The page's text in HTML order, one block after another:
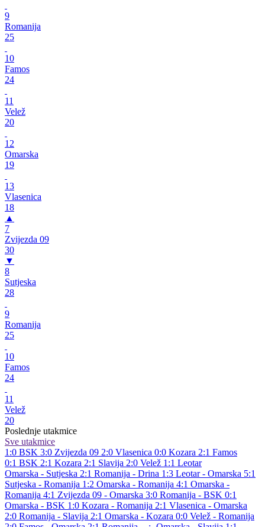
9
Romanija
25
10
Famos
24
11
Velež
20
12
Omarska
19
13
Vlasenica
18
▲
7
Zvijezda 09
30
▼
8
Sutjeska
28
9
Romanija
25
10
Famos
24
11
Velež
20
Poslednje utakmice
Sve utakmice
1:0 BSK 3:0 Zvijezda 09 2:0 Vlasenica 0:0 Kozara 2:1 Famos
0:1 BSK 2:1 Kozara 2:1 Slavija 2:0 Velež 1:1 Leotar
Omarska - Sutjeska 2:1 Romanija - Drina 1:3 Leotar - Omarska 5:1
Sutjeska - Romanija 1:2 Omarska - Romanija 4:1 Omarska -
Romanija 4:1 Zvijezda 09 - Omarska 3:0 Romanija - BSK 0:1
Omarska - BSK 1:0 Kozara - Romanija 2:1 Vlasenica - Omarska
2:0 Romanija - Slavija 2:1 Omarska - Kozara 0:0 Velež - Romanija